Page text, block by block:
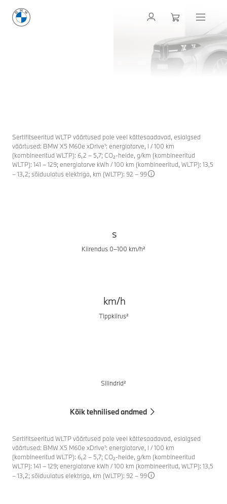
-MUDELID
Sertifitseeritud WLTP väärtused pole veel kättesaadavad, esialgsed
väärtused: BMW X5 M60e xDrive¹: energiatarve, l / 100 km
(kombineeritud WLTP): 6,2 – 5,7; CO₂-heide, g/km (kombineeritud
WLTP): 141 – 129; energiatarve kWh / 100 km (kombineeritud, WLTP): 13,5
– 13,2; sõiduulatus elektriga, km (WLTP): 92 – 99
s
Kiirendus 0–100 km/h²
km/h
Tippkiirus²
Silindrid²
Kõik tehnilised andmed
Sertifitseeritud WLTP väärtused pole veel kättesaadavad, esialgsed
väärtused: BMW X5 M60e xDrive¹: energiatarve, l / 100 km
(kombineeritud WLTP): 6,2 – 5,7; CO₂-heide, g/km (kombineeritud
WLTP): 141 – 129; energiatarve kWh / 100 km (kombineeritud, WLTP): 13,5
– 13,2; sõiduulatus elektriga, km (WLTP): 92 – 99